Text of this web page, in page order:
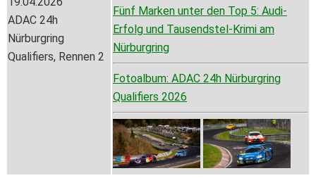
ADAC 24h
Nürburgring
Qualifiers, Rennen 2
Fünf Marken unter den Top 5: Audi-
Erfolg und Tausendstel-Krimi am
Nürburgring
Fotoalbum: ADAC 24h Nürburgring
Qualifiers 2026